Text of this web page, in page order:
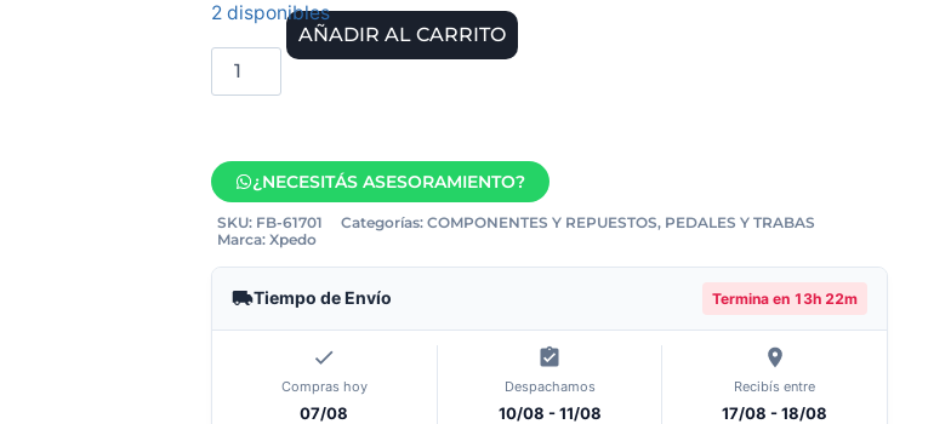
2 disponibles
AÑADIR AL CARRITO
¿NECESITÁS ASESORAMIENTO?
SKU: FB-61701 Categorías: COMPONENTES Y REPUESTOS, PEDALES Y TRABAS
Marca: Xpedo
Tiempo de Envío Termina en 13h 22m
Compras hoy
07/08
Despachamos
10/08 - 11/08
Recibís entre
17/08 - 18/08